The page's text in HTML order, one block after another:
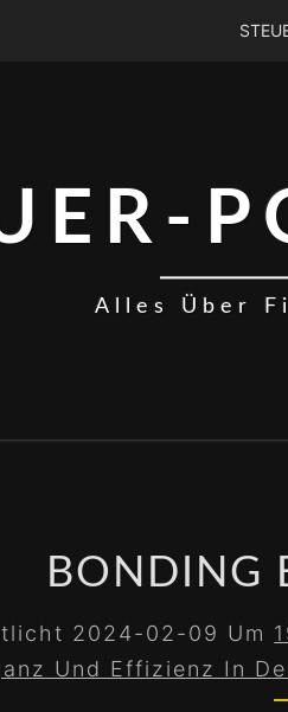
Alles Über
BONDING
2024-02-09 Um
Und Effizienz In